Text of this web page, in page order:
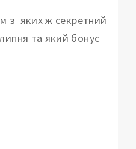
з яких ж секретний
та який бонус